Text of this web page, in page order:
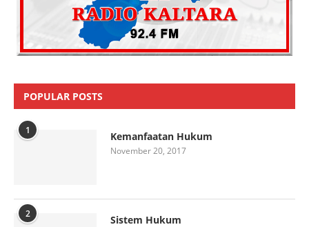
POPULAR POSTS
1 Kemanfaatan Hukum
November 20, 2017
2 Sistem Hukum